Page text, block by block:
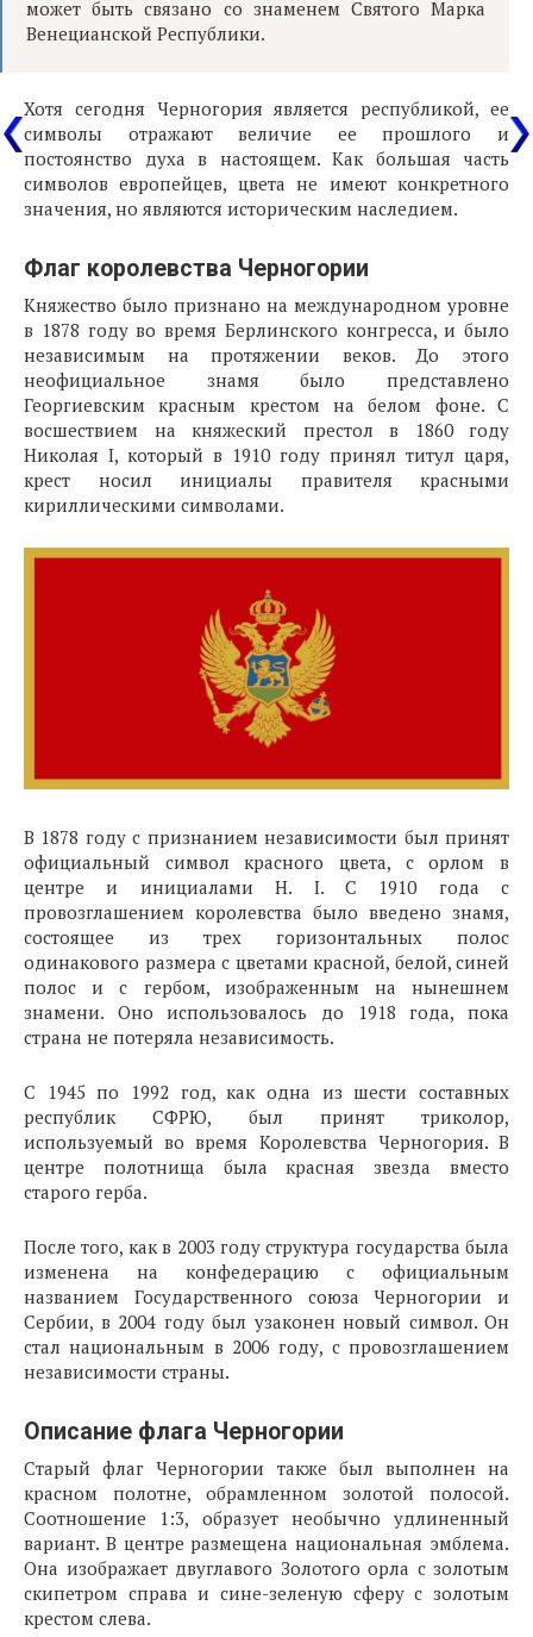
может быть связано со знаменем Святого Марка
Венецианской Республики.
Хотя сегодня Черногория является республикой, ее
символы отражают величие ее прошлого и
постоянство духа в настоящем. Как большая часть
символов европейцев, цвета не имеют конкретного
значения, но являются историческим наследием.
Флаг королевства Черногории
Княжество было признано на международном уровне
в 1878 году во время Берлинского конгресса, и было
независимым на протяжении веков. До этого
неофициальное знамя было представлено
Георгиевским красным крестом на белом фоне. С
восшествием на княжеский престол в 1860 году
Николая I, который в 1910 году принял титул царя,
крест носил инициалы правителя красными
кириллическими символами.
В 1878 году с признанием независимости был принят
официальный символ красного цвета, с орлом в
центре и инициалами H. I. С 1910 года с
провозглашением королевства было введено знамя,
состоящее из трех горизонтальных полос
одинакового размера с цветами красной, белой, синей
полос и с гербом, изображенным на нынешнем
знамени. Оно использовалось до 1918 года, пока
страна не потеряла независимость.
С 1945 по 1992 год, как одна из шести составных
республик СФРЮ, был принят триколор,
используемый во время Королевства Черногория. В
центре полотнища была красная звезда вместо
старого герба.
После того, как в 2003 году структура государства была
изменена на конфедерацию с официальным
названием Государственного союза Черногории и
Сербии, в 2004 году был узаконен новый символ. Он
стал национальным в 2006 году, с провозглашением
независимости страны.
Описание флага Черногории
Старый флаг Черногории также был выполнен на
красном полотне, обрамленном золотой полосой.
Соотношение 1:3, образует необычно удлиненный
вариант. В центре размещена национальная эмблема.
Она изображает двуглавого Золотого орла с золотым
скипетром справа и сине-зеленую сферу с золотым
крестом слева.